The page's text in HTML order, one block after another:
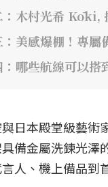
：木村光希 Kōki,
美感爆棚！專屬
哪些航線可以搭
日本殿堂級藝術
備金屬洗鍊光澤
人、機上備品到